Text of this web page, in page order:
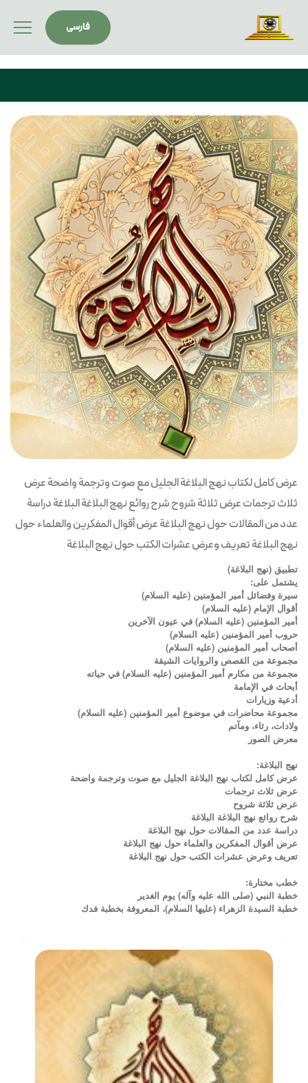
فارسى
عرض كامل لكتاب نهج البلاغة الجليل مع صوت وترجمة واضحة عرض
ثلاث ترجمات عرض ثلاثة شروح شرح روائع نهج البلاغة البلاغة دراسة
عدد من المقالات حول نهج البلاغة عرض أقوال المفكرين والعلماء حول
نهج البلاغة تعريف وعرض عشرات الكتب حول نهج البلاغة
تطبيق (نهج البلاغة)
يشتمل على:
سيرة وفضائل أمير المؤمنين (عليه السلام)
أقوال الإمام (عليه السلام)
أمير المؤمنين (عليه السلام) في عيون الآخرين
حروب أمير المؤمنين (عليه السلام)
أصحاب أمير المؤمنين (عليه السلام)
مجموعة من القصص والروايات الشيقة
مجموعة من مكارم أمير المؤمنين (عليه السلام) في حياته
أبحاث في الإمامة
أدعية وزيارات
مجموعة محاضرات في موضوع أمير المؤمنين (عليه السلام)
ولادات، رثاء، ومآتم
معرض الصور
نهج البلاغة:
عرض كامل لكتاب نهج البلاغة الجليل مع صوت وترجمة واضحة
عرض ثلاث ترجمات
عرض ثلاثة شروح
شرح روائع نهج البلاغة البلاغة
دراسة عدد من المقالات حول نهج البلاغة
عرض أقوال المفكرين والعلماء حول نهج البلاغة
تعريف وعرض عشرات الكتب حول نهج البلاغة
خطب مختارة:
خطبة النبي (صلى الله عليه وآله) يوم الغدير
خطبة السيدة الزهراء (عليها السلام)، المعروفة بخطبة فدك